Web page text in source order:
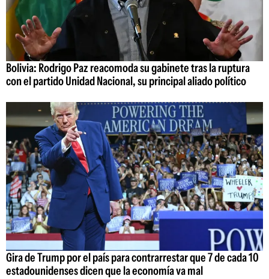
Bolivia: Rodrigo Paz reacomoda su gabinete tras la ruptura
con el partido Unidad Nacional, su principal aliado político
Gira de Trump por el país para contrarrestar que 7 de cada 10
estadounidenses dicen que la economía va mal